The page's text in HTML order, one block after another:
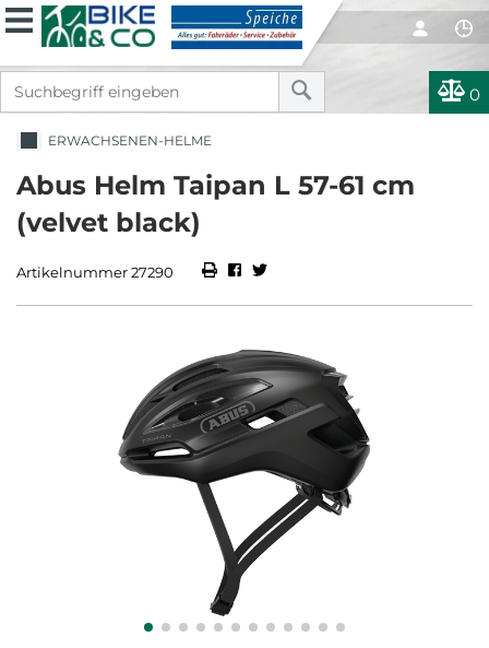
0
ERWACHSENEN-HELME
Abus Helm Taipan L 57-61 cm
(velvet black)
Artikelnummer 27290